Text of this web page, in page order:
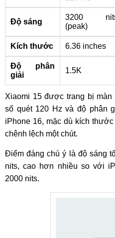
Độ sáng
3200
(peak)
Kích thước 6.36 inches
Độ phân
giải
1.5K
Xiaomi 15 được trang bị
số quét 120 Hz và độ phân
iPhone 16, mặc dù kích
chênh lệch một chút.
Điểm đáng chú ý là độ sáng
nits, cao hơn nhiều so với
2000 nits.